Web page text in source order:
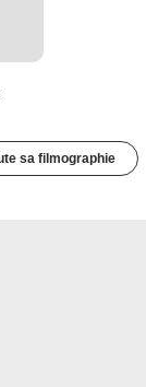
sa filmographie